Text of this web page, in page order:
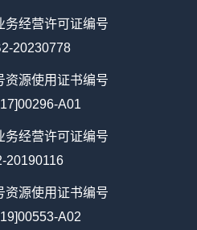
务经营许可证编号
20230778
资源使用证书编号
A01
务经营许可证编号
20190116
资源使用证书编号
A02